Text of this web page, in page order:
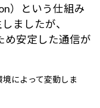
）という仕組み
ましたが、
め安定した通信が
によって変動しま